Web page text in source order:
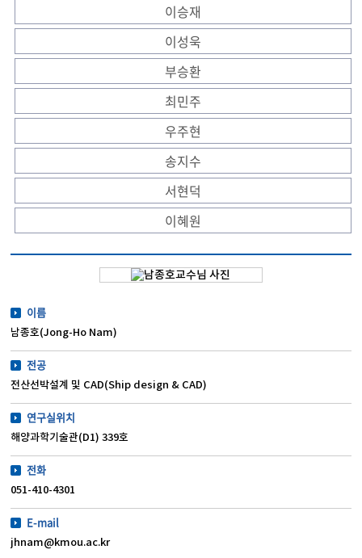
이승재
이성욱
부승환
최민주
우주현
송지수
서현덕
이혜원
이름
남종호(Jong-Ho Nam)
전공
전산선박설계 및 CAD(Ship design & CAD)
연구실위치
해양과학기술관(D1) 339호
전화
051-410-4301
E-mail
jhnam@kmou.ac.kr